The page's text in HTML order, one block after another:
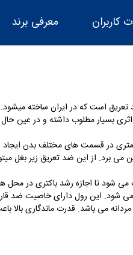
کاربران معرفی برند
است که در ایران ساخته
بسیار مطلوب داشته و در عین
در قسمت های مختلف بدن ایجاد
می برد. از این ضد تعریق زیر بغل
شود تا اجازه رشد باکتری در
شود. این رول دارای خاصیت ضد
می باشد. قدرت ماندگاری بالا